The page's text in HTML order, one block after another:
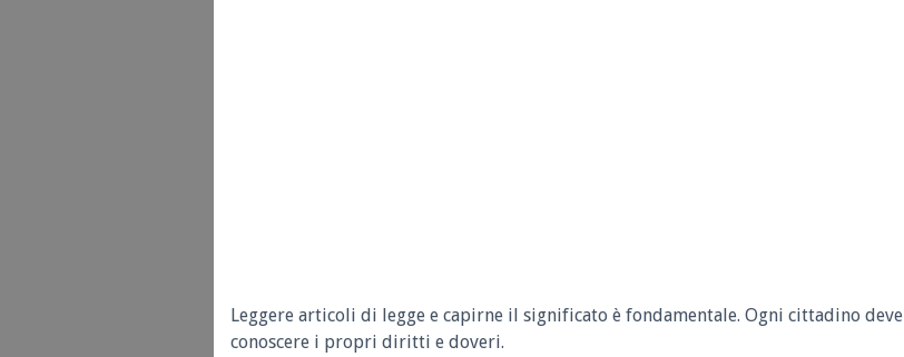
Leggere articoli di legge e capirne il significato è fondamentale. Ogni cittadino deve
conoscere i propri diritti e doveri.